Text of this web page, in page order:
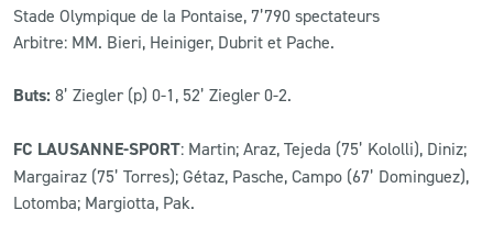
Stade Olympique de la Pontaise, 7’790 spectateurs
Arbitre: MM. Bieri, Heiniger, Dubrit et Pache.
Buts: 8’ Ziegler (p) 0-1, 52’ Ziegler 0-2.
FC LAUSANNE-SPORT: Martin; Araz, Tejeda (75’ Kololli), Diniz;
Margairaz (75’ Torres); Gétaz, Pasche, Campo (67’ Dominguez),
Lotomba; Margiotta, Pak.